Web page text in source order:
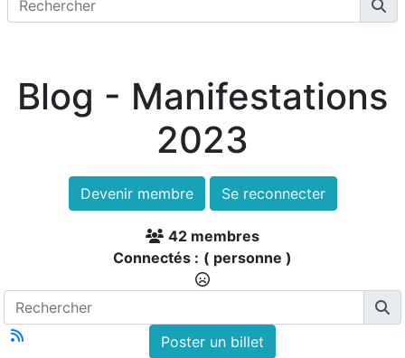
Blog - Manifestations
2023
Devenir membre Se reconnecter
42 membres
Connectés : ( personne )
Poster un billet